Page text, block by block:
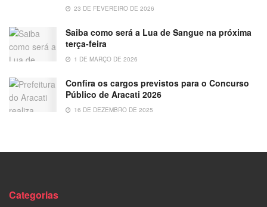
23 DE FEVEREIRO DE 2026
Saiba como será a Lua de Sangue na próxima
terça-feira
1 DE MARÇO DE 2026
Confira os cargos previstos para o Concurso
Público de Aracati 2026
16 DE DEZEMBRO DE 2025
Categorias